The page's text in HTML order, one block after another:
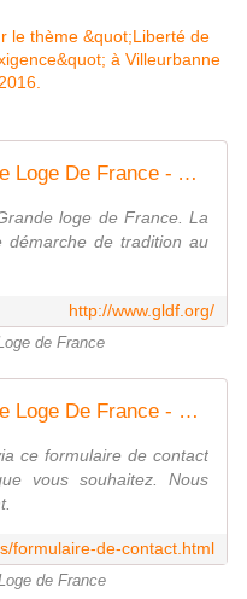
Franc-Maçonnerie en Grande Loge De France - Accueil
loge de France. La
de tradition au
http://www.gldf.org/
de France
Franc-Maçonnerie en Grande Loge De France - Formulaire de contact
ce formulaire de contact
vous souhaitez. Nous
formulaire-de-contact.html
de France